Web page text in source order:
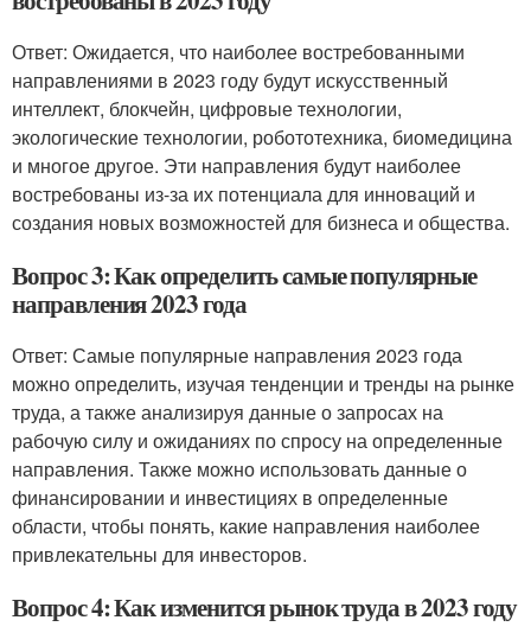
Ответ: Ожидается, что наиболее востребованными
направлениями в 2023 году будут искусственный
интеллект, блокчейн, цифровые технологии,
экологические технологии, робототехника, биомедицина
и многое другое. Эти направления будут наиболее
востребованы из-за их потенциала для инноваций и
создания новых возможностей для бизнеса и общества.
Вопрос 3: Как определить самые популярные
направления 2023 года
Ответ: Самые популярные направления 2023 года
можно определить, изучая тенденции и тренды на рынке
труда, а также анализируя данные о запросах на
рабочую силу и ожиданиях по спросу на определенные
направления. Также можно использовать данные о
финансировании и инвестициях в определенные
области, чтобы понять, какие направления наиболее
привлекательны для инвесторов.
Вопрос 4: Как изменится рынок труда в 2023 году